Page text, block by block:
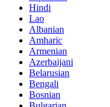
Hindi
Lao
Albanian
Amharic
Armenian
Azerbaijani
Belarusian
Bengali
Bosnian